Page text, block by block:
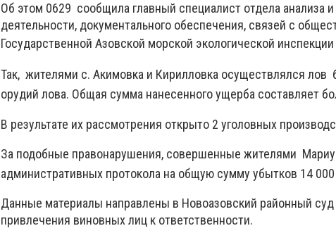
Об этом 0629 сообщила главный специалист отдела анализа
деятельности, документального обеспечения, связей с
Государственной Азовской морской экологической инспекции
Так, жителями с. Акимовка и Кирилловка осуществлялся
орудий лова. Общая сумма нанесенного ущерба составляет
В результате их рассмотрения открыто 2 уголовных
За подобные правонарушения, совершенные жителями
административных протокола на общую сумму убытков 14 000
Данные материалы направлены в Новоазовский районный
привлечения виновных лиц к ответственности.